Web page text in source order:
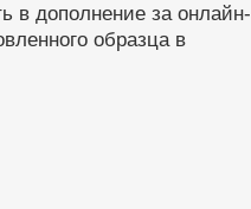
в дополнение за онлайн-
образца в